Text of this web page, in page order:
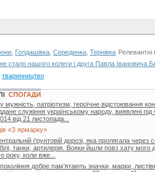
Голдашівка Серединка Тернівка
не стало нашого колеги і друга Павла
тваринництво
СПОГАДИ
мужність, патріотизм, героїчне відстоювання
служіння українському народу, виявлені
від 21 листопада...
«З ярмарку»
ґрунтовій дорозі, яка пролягала
танки, артилерія. Вояки йшли повз хату мого
року, коли вже...
добре пам’ятають значки, марки,